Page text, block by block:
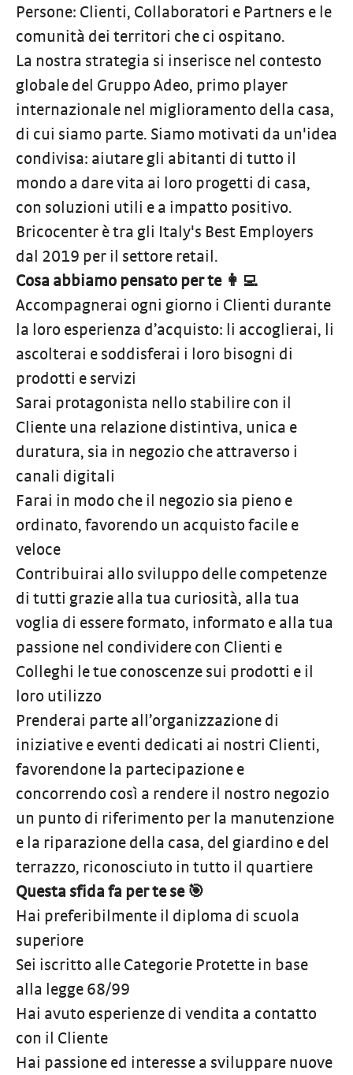
Persone: Clienti, Collaboratori e Partners e le
comunità dei territori che ci ospitano.
La nostra strategia si inserisce nel contesto
globale del Gruppo Adeo, primo player
internazionale nel miglioramento della casa,
di cui siamo parte. Siamo motivati da un'idea
condivisa: aiutare gli abitanti di tutto il
mondo a dare vita ai loro progetti di casa,
con soluzioni utili e a impatto positivo.
Bricocenter è tra gli Italy's Best Employers
dal 2019 per il settore retail.
Cosa abbiamo pensato per te 👩‍💻
Accompagnerai ogni giorno i Clienti durante
la loro esperienza d’acquisto: li accoglierai, li
ascolterai e soddisferai i loro bisogni di
prodotti e servizi
Sarai protagonista nello stabilire con il
Cliente una relazione distintiva, unica e
duratura, sia in negozio che attraverso i
canali digitali
Farai in modo che il negozio sia pieno e
ordinato, favorendo un acquisto facile e
veloce
Contribuirai allo sviluppo delle competenze
di tutti grazie alla tua curiosità, alla tua
voglia di essere formato, informato e alla tua
passione nel condividere con Clienti e
Colleghi le tue conoscenze sui prodotti e il
loro utilizzo
Prenderai parte all’organizzazione di
iniziative e eventi dedicati ai nostri Clienti,
favorendone la partecipazione e
concorrendo così a rendere il nostro negozio
un punto di riferimento per la manutenzione
e la riparazione della casa, del giardino e del
terrazzo, riconosciuto in tutto il quartiere
Questa sfida fa per te se 🎯
Hai preferibilmente il diploma di scuola
superiore
Sei iscritto alle Categorie Protette in base
alla legge 68/99
Hai avuto esperienze di vendita a contatto
con il Cliente
Hai passione ed interesse a sviluppare nuove